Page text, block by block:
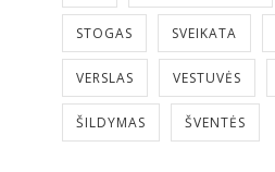
STOGAS SVEIKATA
VERSLAS VESTUVĖS
ŠILDYMAS ŠVENTĖS